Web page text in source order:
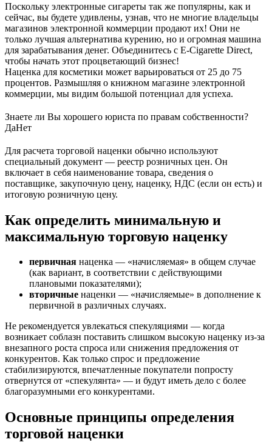
Поскольку электронные сигареты так же популярны, как и
сейчас, вы будете удивлены, узнав, что не многие владельцы
магазинов электронной коммерции продают их! Они не
только лучшая альтернатива курению, но и огромная машина
для зарабатывания денег. Объединитесь с E-Cigarette Direct,
чтобы начать этот процветающий бизнес!
Наценка для косметики может варьироваться от 25 до 75
процентов. Размышляя о книжном магазине электронной
коммерции, мы видим большой потенциал для успеха.
Знаете ли Вы хорошего юриста по правам собственности?
ДаНет
Для расчета торговой наценки обычно используют
специальный документ — реестр розничных цен. Он
включает в себя наименование товара, сведения о
поставщике, закупочную цену, наценку, НДС (если он есть) и
итоговую розничную цену.
Как определить минимальную и
максимальную торговую наценку
первичная наценка — «начисляемая» в общем случае
(как вариант, в соответствии с действующими
плановыми показателями);
вторичные наценки — «начисляемые» в дополнение к
первичной в различных случаях.
Не рекомендуется увлекаться спекуляциями — когда
возникает соблазн поставить слишком высокую наценку из-за
внезапного роста спроса или снижения предложения от
конкурентов. Как только спрос и предложение
стабилизируются, впечатленные покупатели попросту
отвернутся от «спекулянта» — и будут иметь дело с более
благоразумными его конкурентами.
Основные принципы определения
торговой наценки